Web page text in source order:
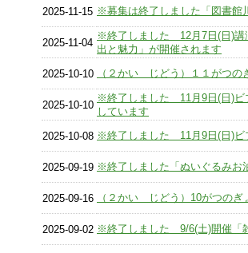
2025-11-15 ※募集は終了しました「図書館
2025-11-04
※終了しました 12月7日(日)講
出と魅力」が開催されます
2025-10-10 （２かい じどう）１１がつの
2025-10-10
※終了しました 11月9日(日)ビ
しています
2025-10-08 ※終了しました 11月9日(日)ビ
2025-09-19 ※終了しました「ぬいぐるみお
2025-09-16 （２かい じどう）10がつのぎ
2025-09-02 ※終了しました 9/6(土)開催「